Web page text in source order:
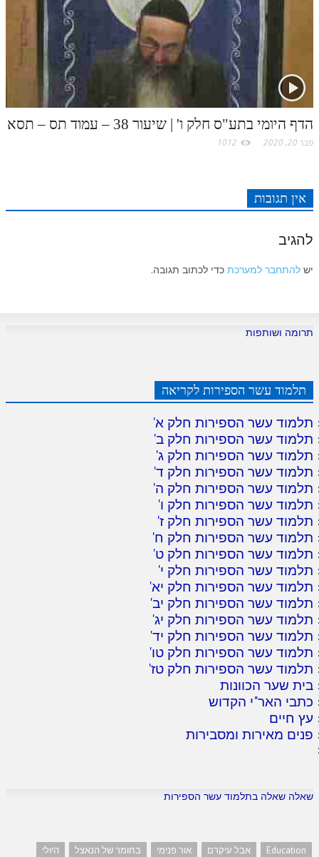
הדף היומי בתע"ס חלק ו' | שיעור 38 – עמוד תס – תסא
פבר 20, 2020 1012
אין תגובות
להגיב
יש להתחבר למערכת כדי לכתוב תגובה.
תרומה ושותפות
תלמוד עשר הספירות לקריאה
תלמוד עשר הספירות חלק א'
תלמוד עשר הספירות חלק ב'
תלמוד עשר הספירות חלק ג'
תלמוד עשר הספירות חלק ד'
תלמוד עשר הספירות חלק ה'
תלמוד עשר הספירות חלק ו'
תלמוד עשר הספירות חלק ז'
תלמוד עשר הספירות חלק ח'
תלמוד עשר הספירות חלק ט'
תלמוד עשר הספירות חלק י'
תלמוד עשר הספירות חלק יא'
תלמוד עשר הספירות חלק יב'
תלמוד עשר הספירות חלק יג'
תלמוד עשר הספירות חלק יד'
תלמוד עשר הספירות חלק טו'
תלמוד עשר הספירות חלק טז'
בית שער הכוונות
כתבי האר"י הקדוש
עץ חיים
פנים מאירות ומסבירות
שאלה שאלה בתלמוד עשר הספירות
Education אבל עיקרם אור פנימי בחומר של הנאצל
היולי